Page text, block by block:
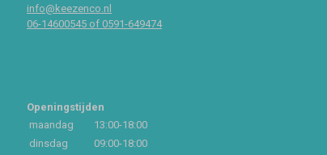
info@keezenco.nl
06-14600545 of 0591-649474
Openingstijden
maandag
13:00-18:00
dinsdag
09:00-18:00